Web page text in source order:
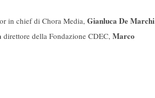
in chief di Chora Media, Gianluca De Marchi
direttore della Fondazione CDEC, Marco